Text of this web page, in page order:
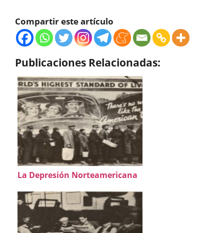
Compartir este artículo
Publicaciones Relacionadas:
La Depresión Norteamericana